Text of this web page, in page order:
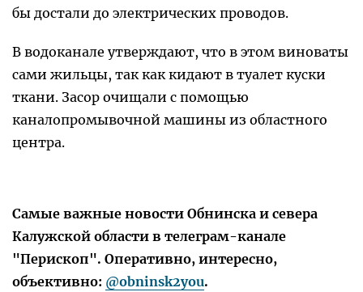
бы достали до электрических проводов.
В водоканале утверждают, что в этом виноваты
сами жильцы, так как кидают в туалет куски
ткани. Засор очищали с помощью
каналопромывочной машины из областного
центра.
Самые важные новости Обнинска и севера
Калужской области в телеграм-канале
"Перископ". Оперативно, интересно,
объективно: @obninsk2you.